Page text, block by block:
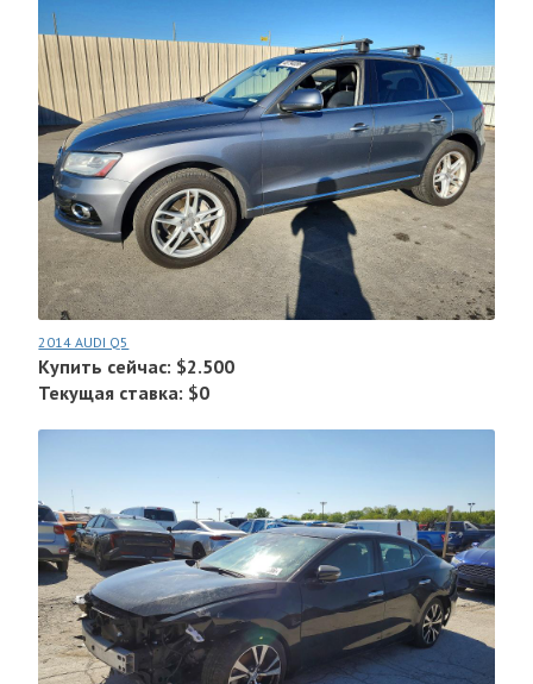
2014 AUDI Q5
Купить сейчас: $2.500
Текущая ставка: $0